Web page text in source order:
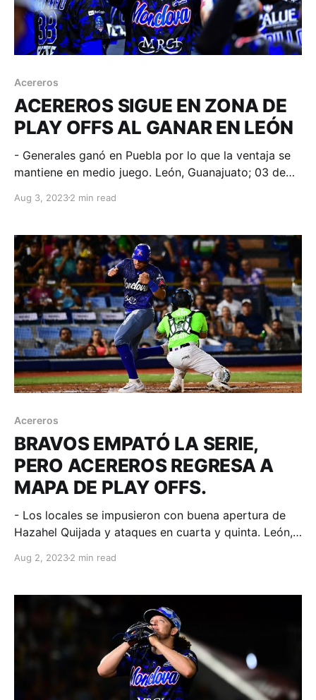
Acereros
ACEREROS SIGUE EN ZONA DE
PLAY OFFS AL GANAR EN LEÓN
- Generales ganó en Puebla por lo que la ventaja se
mantiene en medio juego. León, Guanajuato; 03 de
de 17 imparables para el bateo azul; entre ellos,
Nogowski que tuvieron noche de 3, además de 2
Aug 3, 20232 min read
Acereros
BRAVOS EMPATÓ LA SERIE,
PERO ACEREROS REGRESA A
MAPA DE PLAY OFFS.
- Los locales se impusieron con buena apertura de
Hazahel Quijada y ataques en cuarta y quinta. León,
Comunicación. 2 innings anotando fueron suficientes
pitcheo en el que los dueños del Domingo Santana
logran emparejar
Aug 2, 20232 min read